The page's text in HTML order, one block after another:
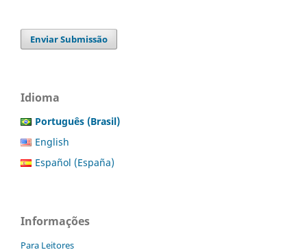
Enviar Submissão
Idioma
Português (Brasil)
English
Español (España)
Informações
Para Leitores